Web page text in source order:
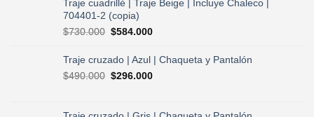
Traje cuadrillé | Traje Beige | Incluye Chaleco |
704401-2 (copia)
$730.000 El
original
era:
$730.000.
$584.000El
actual
es:
Traje cruzado | Azul | Chaqueta y Pantalón
$490.000 El
era:
$296.000El
es: